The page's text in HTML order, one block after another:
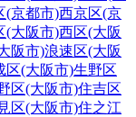
(京都市)西京区(京
(大阪市)西区(大阪
阪市)浪速区(大阪
区(大阪市)生野区
区(大阪市)住吉区
区(大阪市)住之江